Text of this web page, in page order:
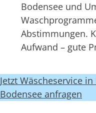
Bodensee und
Abstimmungen.
Aufwand – gute
Jetzt Wäscheservice
Bodensee anfragen